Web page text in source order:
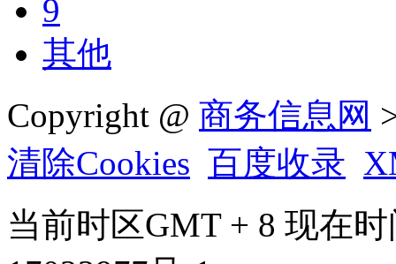
9
其他
Copyright @ 商务信息网
清除Cookies 百度收录
当前时区GMT + 8 现在